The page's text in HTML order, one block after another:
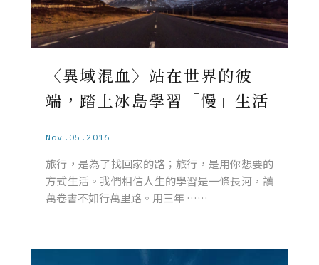
〈異域混血〉站在世界的彼
端，踏上冰島學習「慢」生活
Nov.05.2016
旅行，是為了找回家的路；旅行，是用你想要的
方式生活。我們相信人生的學習是一條長河，讀
萬卷書不如行萬里路。用三年 ……